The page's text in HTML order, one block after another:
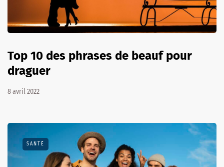
Top 10 des phrases de beauf pour
draguer
8 avril 2022
SANTÉ